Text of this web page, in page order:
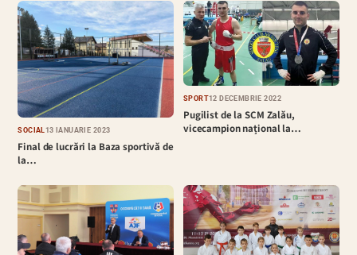
SOCIAL 13 IANUARIE 2023
Final de lucrări la Baza sportivă de
la…
SPORT12 DECEMBRIE 2022
Pugilist de la SCM Zalău,
vicecampion național la…